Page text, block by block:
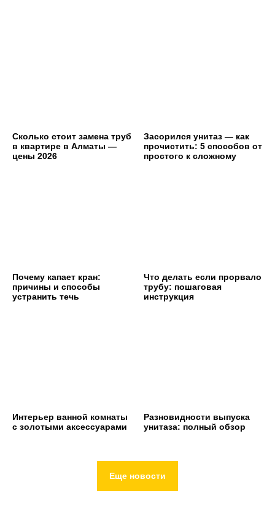
Сколько стоит замена труб
в квартире в Алматы —
цены 2026
Засорился унитаз — как
прочистить: 5 способов от
простого к сложному
Почему капает кран:
причины и способы
устранить течь
Что делать если прорвало
трубу: пошаговая
инструкция
Интерьер ванной комнаты
с золотыми аксессуарами
Разновидности выпуска
унитаза: полный обзор
Еще новости